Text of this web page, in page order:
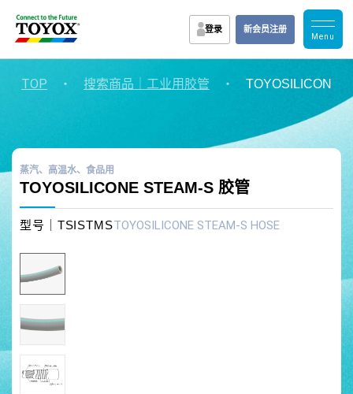
登录 新会员注册
TOP ・ 搜索商品｜工业用胶管 ・ TOYOSILICONE
蒸汽、高温水、食品用
TOYOSILICONE STEAM-S 胶管
型号｜TSISTMSTOYOSILICONE STEAM-S HOSE